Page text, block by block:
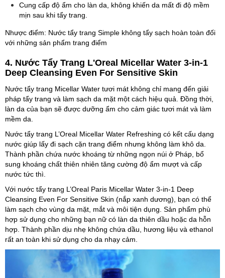
Cung cấp độ ẩm cho làn da, không khiến da mất đi độ mềm
mịn sau khi tẩy trang.
Nhược điểm: Nước tẩy trang Simple không tẩy sạch hoàn toàn đối
với những sản phẩm trang điểm
4. Nước Tẩy Trang L'Oreal Micellar Water 3-in-1
Deep Cleansing Even For Sensitive Skin
Nước tẩy trang Micellar Water tươi mát không chỉ mang đến giải
pháp tẩy trang và làm sạch da mặt một cách hiệu quả. Đồng thời,
làn da của bạn sẽ được dưỡng ẩm cho cảm giác tươi mát và làm
mềm da.
Nước tẩy trang L’Oreal Micellar Water Refreshing có kết cấu dạng
nước giúp lấy đi sạch cặn trang điểm nhưng không làm khô da.
Thành phần chứa nước khoáng từ những ngọn núi ở Pháp, bổ
sung khoáng chất thiên nhiên tăng cường độ ẩm mượt và cấp
nước tức thì.
Với nước tẩy trang L’Oreal Paris Micellar Water 3-in-1 Deep
Cleansing Even For Sensitive Skin (nắp xanh dương), bạn có thể
làm sạch cho vùng da mặt, mắt và môi tiện dụng. Sản phẩm phù
hợp sử dụng cho những bạn nữ có làn da thiên dầu hoặc da hỗn
hợp. Thành phần dịu nhẹ không chứa dầu, hương liệu và ethanol
rất an toàn khi sử dụng cho da nhạy cảm.